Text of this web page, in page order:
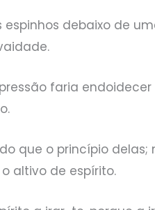
debaixo de
faria
que o princípio delas;
altivo de espírito.